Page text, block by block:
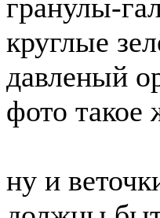
гранулы-
круглые
давленый
фото такое
ну и